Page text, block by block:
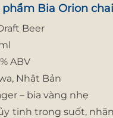
phẩm Bia Orion
Beer
ABV
Nhật Bản
– bia vàng nhẹ
tinh trong suốt,